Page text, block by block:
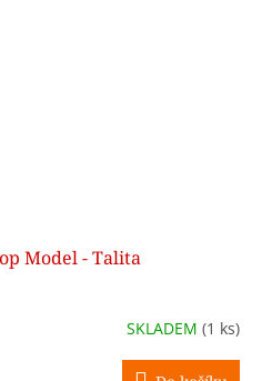
Model - Talita
SKLADEM (1 ks)